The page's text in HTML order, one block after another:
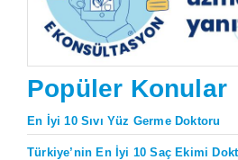
Popüler Konular
En İyi 10 Sıvı Yüz Germe Doktoru
Türkiye’nin En İyi 10 Saç Ekimi